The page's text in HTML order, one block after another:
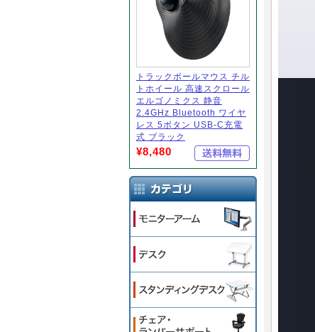
トラックボールマウス チル
トホイール 高速スクロール
エルゴノミクス 静音
2.4GHz Bluetooth ワイヤ
レス 5ボタン USB-C充電
式 ブラック
¥8,480